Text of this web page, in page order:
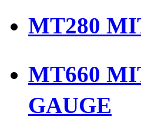
MT280
MT660
GAUGE